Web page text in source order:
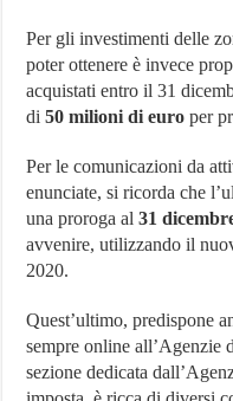
Per gli investimenti delle
poter ottenere è invece
acquistati entro il 31
di50 milioni di euro per
Per le comunicazioni da
enunciate, si ricorda che
una proroga al31
avvenire, utilizzando il
2020.
Quest’ultimo, predispone
sempre online all’Agenzie
sezione dedicata